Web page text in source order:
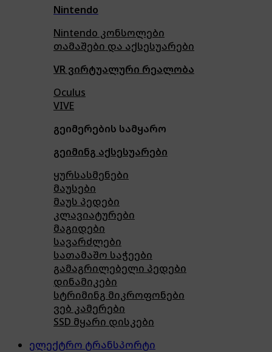
Nintendo
Nintendo კონსოლები
თამაშები და აქსესუარები
VR ვირტუალური რეალობა
Oculus
VIVE
გეიმერების სამყარო
გეიმინგ აქსესუარები
ყურსასმენები
მაუსები
მაუს პედები
კლავიატურები
მაგიდები
სავარძლები
სათამაშო საჭეები
გამაგრილებელი პედები
დინამიკები
სტრიმინგ მიკროფონები
ვებ კამერები
SSD მყარი დისკები
ელექტრო ტრანსპორტი